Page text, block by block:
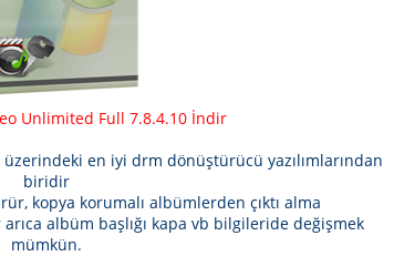
Unlimited Full 7.8.4.10 İndir
en iyi drm dönüştürücü yazılımlarından
biridir
kopya korumalı albümlerden çıktı alma
albüm başlığı kapa vb bilgileride değişmek
mümkün.